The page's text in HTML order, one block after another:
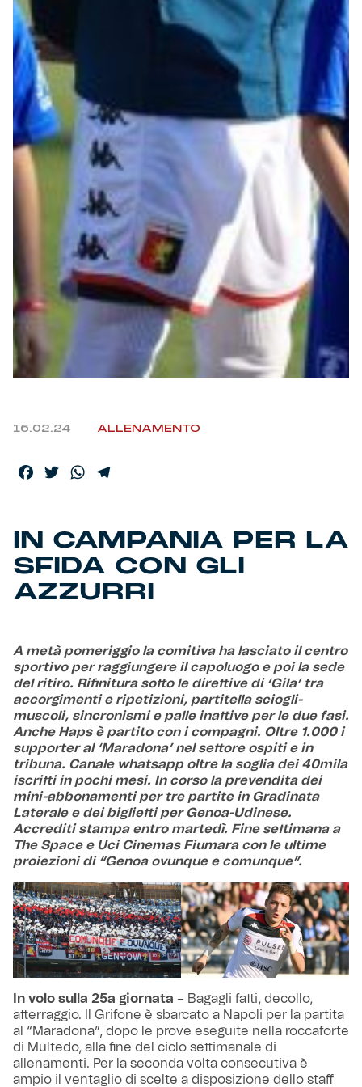
Robe di Kappa x Genoa
Vintage Collection
Red&Blue Voices
Kids
Accessori
Party
Outlet
Caffè Boasi x Genoa
Gift Card Online Store
16.02.24 ALLENAMENTO
Facebook
TwitterWhatsApp
IN CAMPANIA PER LA
SFIDA CON GLI
AZZURRI
A metà pomeriggio la comitiva ha lasciato il centro
sportivo per raggiungere il capoluogo e poi la sede
del ritiro. Rifinitura sotto le direttive di ‘Gila’ tra
accorgimenti e ripetizioni, partitella sciogli-
muscoli, sincronismi e palle inattive per le due fasi.
Anche Haps è partito con i compagni. Oltre 1.000 i
supporter al ‘Maradona’ nel settore ospiti e in
tribuna. Canale whatsapp oltre la soglia dei 40mila
iscritti in pochi mesi. In corso la prevendita dei
mini-abbonamenti per tre partite in Gradinata
Laterale e dei biglietti per Genoa-Udinese.
Accrediti stampa entro martedì. Fine settimana a
The Space e Uci Cinemas Fiumara con le ultime
proiezioni di “Genoa ovunque e comunque”.
In volo sulla 25a giornata – Bagagli fatti, decollo,
atterraggio. Il Grifone è sbarcato a Napoli per la partita
al “Maradona”, dopo le prove eseguite nella roccaforte
di Multedo, alla fine del ciclo settimanale di
allenamenti. Per la seconda volta consecutiva è
ampio il ventaglio di scelte a disposizione dello staff